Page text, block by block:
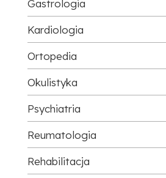
Gastrologia
Kardiologia
Ortopedia
Okulistyka
Psychiatria
Reumatologia
Rehabilitacja